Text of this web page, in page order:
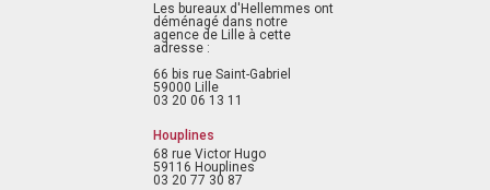
Les bureaux d'Hellemmes ont
déménagé dans notre
agence de Lille à cette
adresse :
66 bis rue Saint-Gabriel
59000 Lille
03 20 06 13 11
Houplines
68 rue Victor Hugo
59116 Houplines
03 20 77 30 87